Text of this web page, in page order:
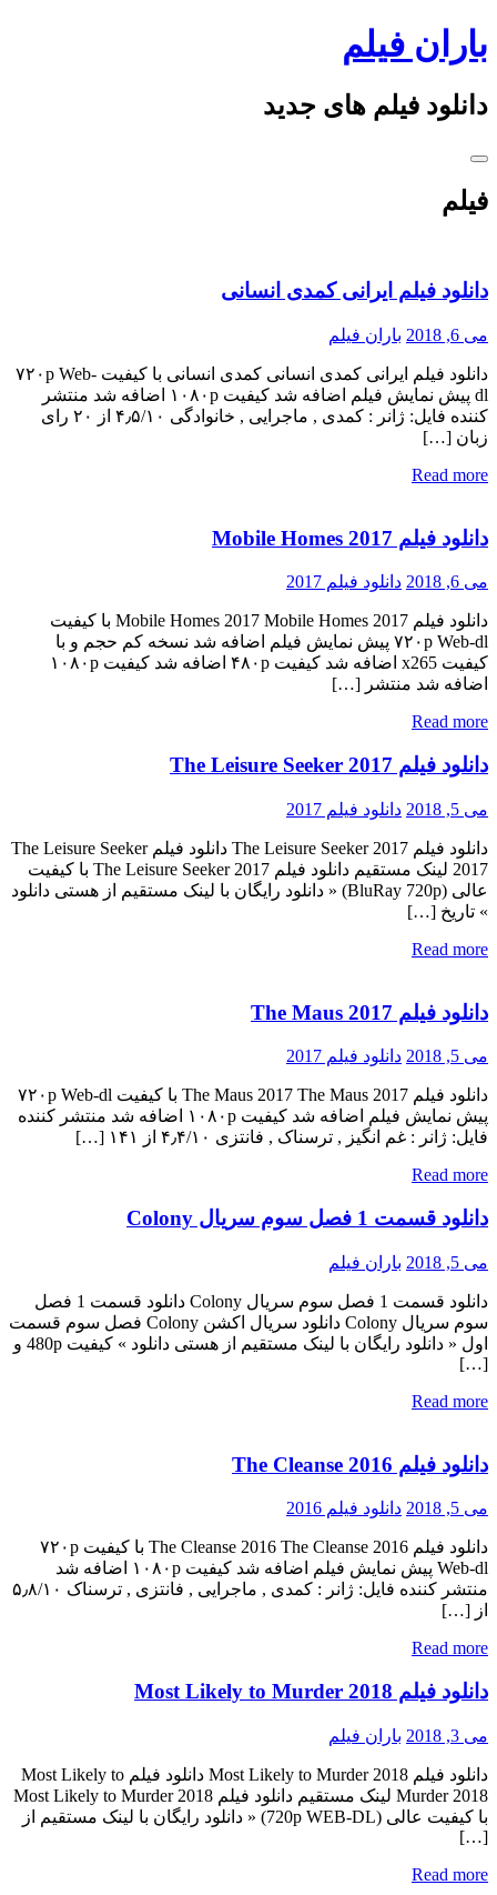
Skip
to
content
باران فیلم
دانلود فیلم های جدید
فیلم
دانلود فیلم ایرانی کمدی انسانی
می 6, 2018 باران فیلم
دانلود فیلم ایرانی کمدی انسانی کمدی انسانی با کیفیت ۷۲۰p Web-
dl پیش نمایش فیلم اضافه شد کیفیت ۱۰۸۰p اضافه شد منتشر
کننده فایل: ژانر : کمدی , ماجرایی , خانوادگی ۴٫۵/۱۰ از ۲۰ رای
زبان […]
Read more
دانلود فیلم Mobile Homes 2017
می 6, 2018 دانلود فیلم 2017
دانلود فیلم Mobile Homes 2017 Mobile Homes 2017 با کیفیت
۷۲۰p Web-dl پیش نمایش فیلم اضافه شد نسخه کم حجم و با
کیفیت x265 اضافه شد کیفیت ۴۸۰p اضافه شد کیفیت ۱۰۸۰p
اضافه شد منتشر […]
Read more
دانلود فیلم The Leisure Seeker 2017
می 5, 2018 دانلود فیلم 2017
دانلود فیلم The Leisure Seeker 2017 دانلود فیلم The Leisure Seeker
2017 لینک مستقیم دانلود فیلم The Leisure Seeker 2017 با کیفیت
عالی (BluRay 720p) « دانلود رایگان با لینک مستقیم از هستی دانلود
» تاریخ […]
Read more
دانلود فیلم The Maus 2017
می 5, 2018 دانلود فیلم 2017
دانلود فیلم The Maus 2017 The Maus 2017 با کیفیت ۷۲۰p Web-dl
پیش نمایش فیلم اضافه شد کیفیت ۱۰۸۰p اضافه شد منتشر کننده
فایل: ژانر : غم انگیز , ترسناک , فانتزی ۴٫۴/۱۰ از ۱۴۱ […]
Read more
دانلود قسمت 1 فصل سوم سریال Colony
می 5, 2018 باران فیلم
دانلود قسمت 1 فصل سوم سریال Colony دانلود قسمت 1 فصل
سوم سریال Colony دانلود سریال اکشن Colony فصل سوم قسمت
اول « دانلود رایگان با لینک مستقیم از هستی دانلود » کیفیت 480p و
[…]
Read more
دانلود فیلم The Cleanse 2016
می 5, 2018 دانلود فیلم 2016
دانلود فیلم The Cleanse 2016 The Cleanse 2016 با کیفیت ۷۲۰p
Web-dl پیش نمایش فیلم اضافه شد کیفیت ۱۰۸۰p اضافه شد
منتشر کننده فایل: ژانر : کمدی , ماجرایی , فانتزی , ترسناک ۵٫۸/۱۰
از […]
Read more
دانلود فیلم Most Likely to Murder 2018
می 3, 2018 باران فیلم
دانلود فیلم Most Likely to Murder 2018 دانلود فیلم Most Likely to
Murder 2018 لینک مستقیم دانلود فیلم Most Likely to Murder 2018
با کیفیت عالی (720p WEB-DL) « دانلود رایگان با لینک مستقیم از
[…]
Read more